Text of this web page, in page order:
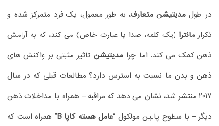
در طولمدیتیشن متعارف، به طور معمول، یک فرد متمرکز شده و
تکرار مانترا (یک کلمه، صدا یا عبارت خاص) می کند، که به آرامش
ذهن کمک می کند. اما چرامدیتیشن تاثیر مثبتی بر واکنش های
ذهن و بدن ما نسبت به استرس دارد؟ مطالعات قبلی که در سال
2017 منتشر شد، نشان می دهد که مراقبه – همراه با مداخلات ذهن
دیگر – با سطوح پایین مولکول “عامل هسته کاپا B ” همراه است که